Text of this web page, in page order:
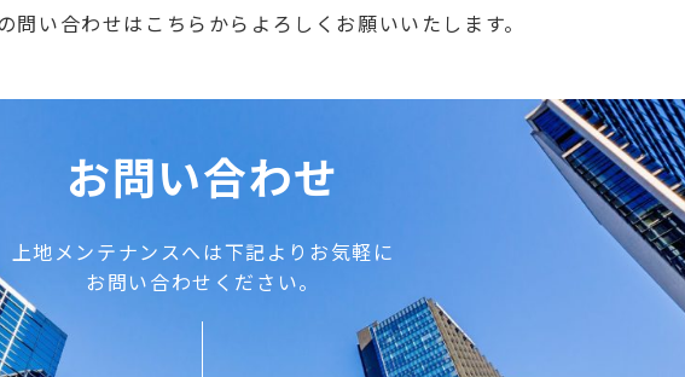
い合わせはこちらからよろしくお願いいたします。
お問い合わせ
上地メンテナンスへは下記よりお気軽に
お問い合わせください。